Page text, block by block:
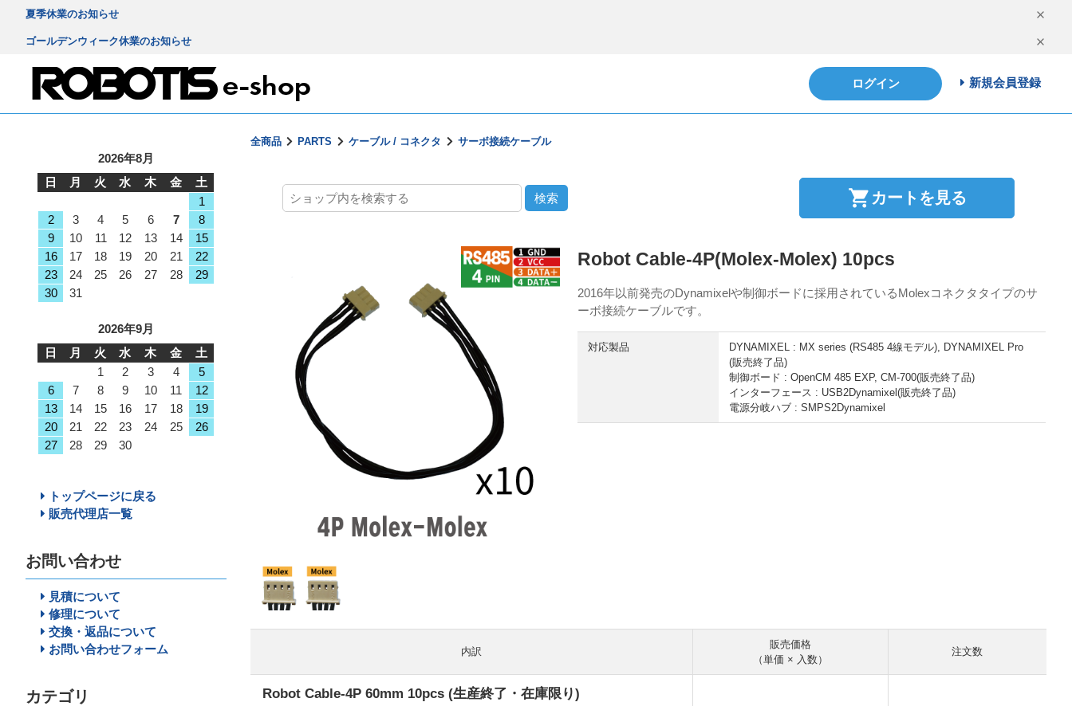
夏季休業のお知らせ
ゴールデンウィーク休業のお知らせ
ログイン 新規会員登録
全商品 PARTS ケーブル / コネクタ サーボ接続ケーブル
shopping_cart カートを見る
Robot Cable-4P(Molex-Molex) 10pcs
2016年以前発売のDynamixelや制御ボードに採用されているMolexコネクタタイプのサ
ーボ接続ケーブルです。
対応製品
DYNAMIXEL : MX series (RS485 4線モデル), DYNAMIXEL Pro
(販売終了品)
制御ボード : OpenCM 485 EXP, CM-700(販売終了品)
インターフェース : USB2Dynamixel(販売終了品)
電源分岐ハブ : SMPS2Dynamixel
内訳
販売価格
（単価 × 入数）
注文数
Robot Cable-4P 60mm 10pcs (生産終了・在庫限り)
2026年8月
日
月 火 水 木 金
土
1
2
3 4 5 6 7
8
9
10 11 12 13 14
15
16
17 18 19 20 21
22
23
24 25 26 27 28
29
30
31
2026年9月
日
月 火 水 木 金
土
1
2 3 4
5
6
7 8 9 10 11
12
13
14 15 16 17 18
19
20
21 22 23 24 25
26
27
28 29 30
トップページに戻る
販売代理店一覧
お問い合わせ
見積について
修理について
交換・返品について
お問い合わせフォーム
カテゴリ